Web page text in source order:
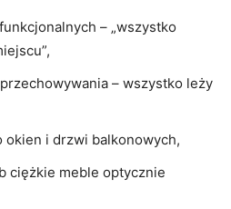
– „wszystko
– wszystko leży
okien i drzwi balkonowych,
ciężkie meble optycznie